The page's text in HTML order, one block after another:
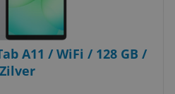
A11 / WiFi / 128 GB /
Zilver